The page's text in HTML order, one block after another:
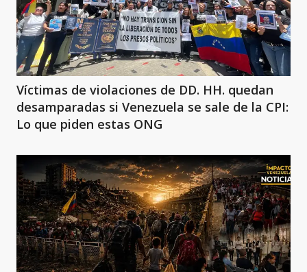
Víctimas de violaciones de DD. HH. quedan
desamparadas si Venezuela se sale de la CPI:
Lo que piden estas ONG